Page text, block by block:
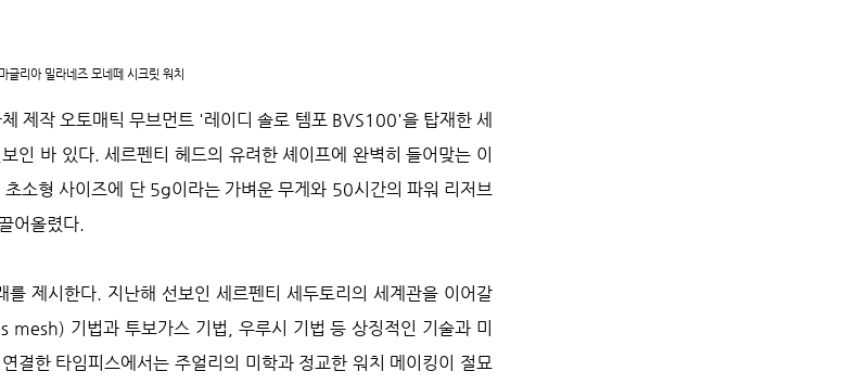
마글리아 밀라네즈 모네떼 시크릿 워치
제작 오토매틱 무브먼트 '레이디 솔로 템포 BVS100'을 탑재한 세
인 바 있다. 세르펜티 헤드의 유려한 셰이프에 완벽히 들어맞는 이
소형 사이즈에 단 5g이라는 가벼운 무게와 50시간의 파워 리저브
어올렸다.
제시한다. 지난해 선보인 세르펜티 세두토리의 세계관을 이어갈
기법과 투보가스 기법, 우루시 기법 등 상징적인 기술과 미
결한 타임피스에서는 주얼리의 미학과 정교한 워치 메이킹이 절묘